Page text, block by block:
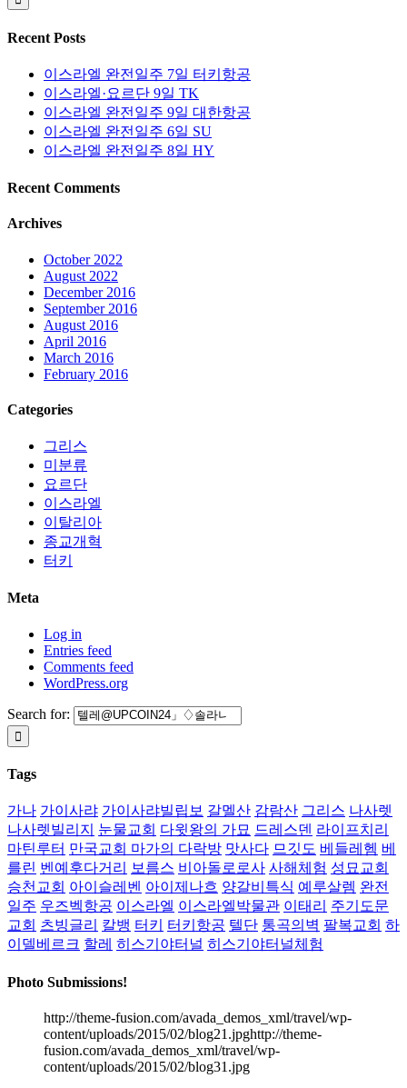
Recent Posts
이스라엘 완전일주 7일 터키항공
이스라엘·요르단 9일 TK
이스라엘 완전일주 9일 대한항공
이스라엘 완전일주 6일 SU
이스라엘 완전일주 8일 HY
Recent Comments
Archives
October 2022
August 2022
December 2016
September 2016
August 2016
April 2016
March 2016
February 2016
Categories
그리스
미분류
요르단
이스라엘
이탈리아
종교개혁
터키
Meta
Log in
Entries feed
Comments feed
WordPress.org
Search for:
Tags
가나 가이사랴 가이사랴빌립보 갈멜산 감람산 그리스 나사렛
나사렛빌리지
눈물교회 다윗왕의 가묘 드레스덴 라이프치리
마틴루터 만국교회 마가의 다락방 맛사다 므깃도 베들레헴 베
를린 벤예후다거리 보름스 비아돌로로사 사해체험 성묘교회
승천교회 아이슬레벤 아이제나흐 양갈비특식 예루살렘 완전
일주 우즈벡항공 이스라엘 이스라엘박물관 이태리 주기도문
교회 츠빙글리 칼뱅 터키 터키항공 텔단 통곡의벽 팔복교회 하
이델베르크 할레 히스기야터널 히스기야터널체험
Photo Submissions!
http://theme-fusion.com/avada_demos_xml/travel/wp-
content/uploads/2015/02/blog21.jpghttp://theme-
fusion.com/avada_demos_xml/travel/wp-
content/uploads/2015/02/blog31.jpg